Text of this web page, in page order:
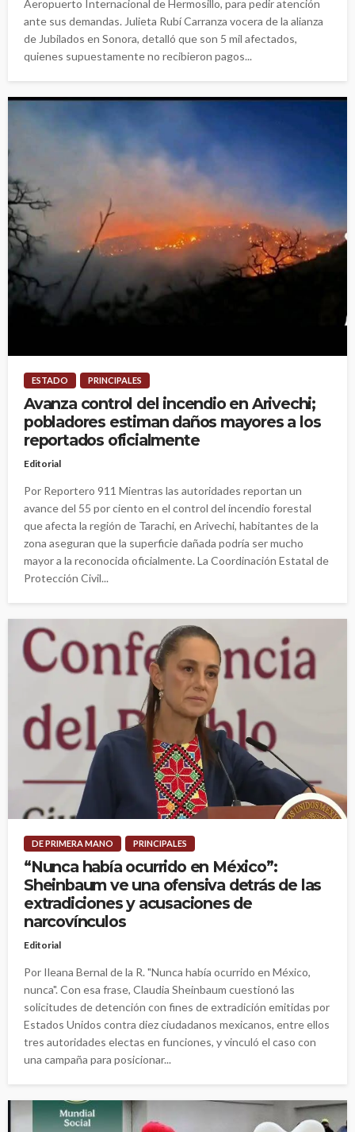
Aeropuerto Internacional de Hermosillo, para pedir atención
ante sus demandas. Julieta Rubí Carranza vocera de la alianza
de Jubilados en Sonora, detalló que son 5 mil afectados,
quienes supuestamente no recibieron pagos...
ESTADO PRINCIPALES
Avanza control del incendio en Arivechi;
pobladores estiman daños mayores a los
reportados oficialmente
Editorial
Por Reportero 911 Mientras las autoridades reportan un
avance del 55 por ciento en el control del incendio forestal
que afecta la región de Tarachi, en Arivechi, habitantes de la
zona aseguran que la superficie dañada podría ser mucho
mayor a la reconocida oficialmente. La Coordinación Estatal de
Protección Civil...
DE PRIMERA MANO PRINCIPALES
“Nunca había ocurrido en México”:
Sheinbaum ve una ofensiva detrás de las
extradiciones y acusaciones de
narcovínculos
Editorial
Por Ileana Bernal de la R. "Nunca había ocurrido en México,
nunca". Con esa frase, Claudia Sheinbaum cuestionó las
solicitudes de detención con fines de extradición emitidas por
Estados Unidos contra diez ciudadanos mexicanos, entre ellos
tres autoridades electas en funciones, y vinculó el caso con
una campaña para posicionar...